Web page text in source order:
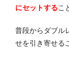
にセットするこ
普段からダブル
せを引き寄せる